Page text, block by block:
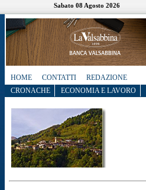
Sabato 08 Agosto 2026
HOME CONTATTI
REDAZIONE
CRONACHE
ECONOMIA E LAVORO